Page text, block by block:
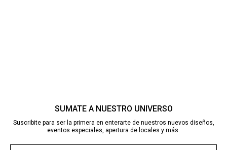
SUMATE A NUESTRO UNIVERSO
Suscribite para ser la primera en enterarte de nuestros nuevos diseños,
eventos especiales, apertura de locales y más.